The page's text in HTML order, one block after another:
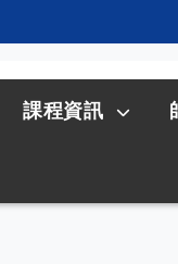
課程資訊